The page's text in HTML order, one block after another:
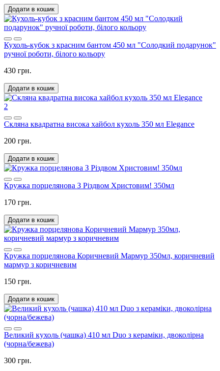
Додати в кошик
Кухоль-кубок з красним бантом 450 мл "Солодкий подарунок"
ручної роботи, білого кольору
430 грн.
Додати в кошик
2
Скляна квадратна висока хайбол кухоль 350 мл Elegance
200 грн.
Додати в кошик
Кружка порцелянова З Різдвом Христовим! 350мл
170 грн.
Додати в кошик
Кружка порцелянова Коричневий Мармур 350мл, коричневий
мармур з коричневим
150 грн.
Додати в кошик
Великий кухоль (чашка) 410 мл Duo з кераміки, двоколірна
(чорна/бежева)
300 грн.